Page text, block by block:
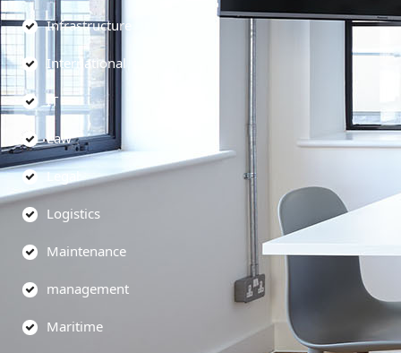
Infrastructure
International
IT
Law
Legal
Logistics
Maintenance
management
Maritime